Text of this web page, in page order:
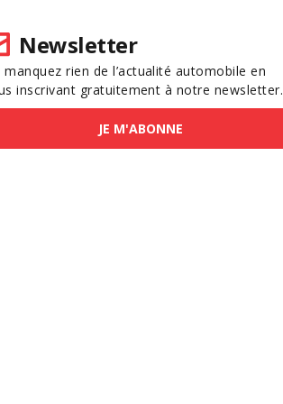
Newsletter
manquez rien de l’actualité automobile en
inscrivant gratuitement à notre newsletter.
JE M'ABONNE